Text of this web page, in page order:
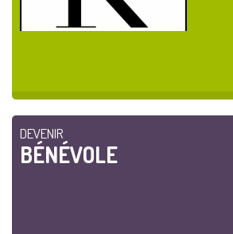
DEVENIR
BÉNÉVOLE